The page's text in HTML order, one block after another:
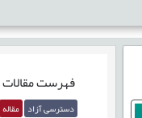
فهرست مقالات
دسترسی آزاد مقاله